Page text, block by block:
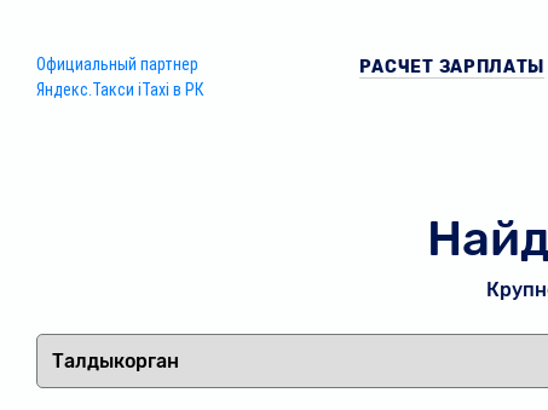
Официальный партнер
Яндекс.Такси iTaxi в РК
РАСЧЕТ ЗАРПЛАТЫ